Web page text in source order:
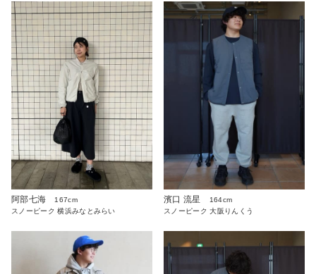
阿部七海
167cm
スノーピーク 横浜みなとみらい
濱口 流星
164cm
スノーピーク 大阪りんくう